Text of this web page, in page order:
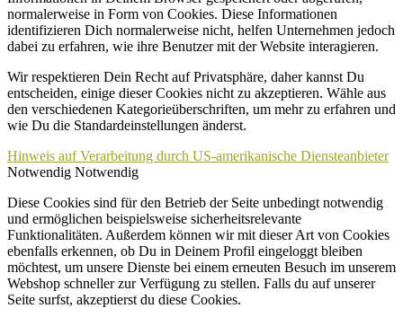
normalerweise in Form von Cookies. Diese Informationen
identifizieren Dich normalerweise nicht, helfen Unternehmen jedoch
dabei zu erfahren, wie ihre Benutzer mit der Website interagieren.
Wir respektieren Dein Recht auf Privatsphäre, daher kannst Du
entscheiden, einige dieser Cookies nicht zu akzeptieren. Wähle aus
den verschiedenen Kategorieüberschriften, um mehr zu erfahren und
wie Du die Standardeinstellungen änderst.
Hinweis auf Verarbeitung durch US-amerikanische Diensteanbieter
Notwendig Notwendig
Diese Cookies sind für den Betrieb der Seite unbedingt notwendig
und ermöglichen beispielsweise sicherheitsrelevante
Funktionalitäten. Außerdem können wir mit dieser Art von Cookies
ebenfalls erkennen, ob Du in Deinem Profil eingeloggt bleiben
möchtest, um unsere Dienste bei einem erneuten Besuch im unserem
Webshop schneller zur Verfügung zu stellen. Falls du auf unserer
Seite surfst, akzeptierst du diese Cookies.